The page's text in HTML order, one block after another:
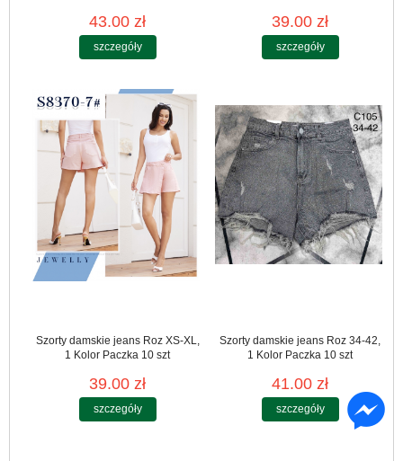
43.00 zł
szczegóły
39.00 zł
szczegóły
Szorty damskie jeans Roz XS-XL,
1 Kolor Paczka 10 szt
39.00 zł
szczegóły
Szorty damskie jeans Roz 34-42,
1 Kolor Paczka 10 szt
41.00 zł
szczegóły